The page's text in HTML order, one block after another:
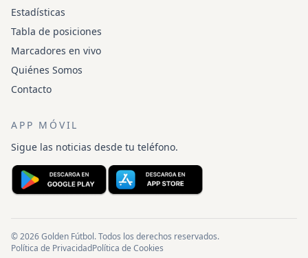
Estadísticas
Tabla de posiciones
Marcadores en vivo
Quiénes Somos
Contacto
APP MÓVIL
Sigue las noticias desde tu teléfono.
© 2026 Golden Fútbol. Todos los derechos reservados.
Política de PrivacidadPolítica de Cookies